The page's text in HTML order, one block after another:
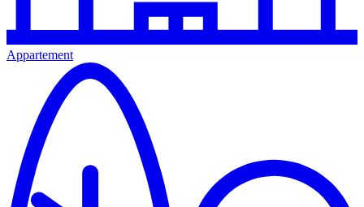
Appartement